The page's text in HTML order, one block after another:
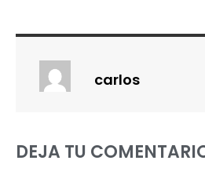
carlos
DEJA TU